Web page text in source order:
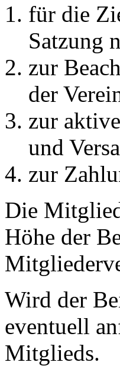
für die
Satzung
zur
der
zur
und
zur
Die
Höhe der
Wird der
eventuell
Mitglieds.